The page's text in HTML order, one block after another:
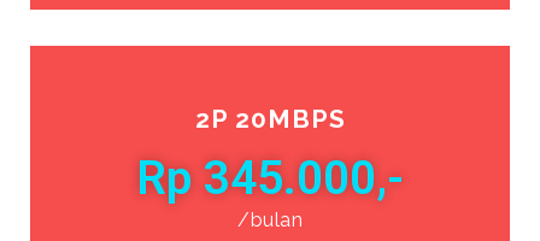
2P 20MBPS
Rp 345.000,-
/bulan